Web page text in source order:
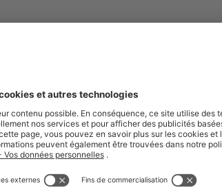
de nos offres.